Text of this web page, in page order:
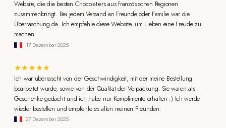
Website, die die besten Chocolatiers aus französischen Regionen
zusammenbringt. Bei jedem Versand an Freunde oder Familie war die
Überraschung da. Ich empfehle diese Website, um Lieben eine Freude zu
machen
17 Dezember 2025
Ich war überrascht von der Geschwindigkeit, mit der meine Bestellung
bearbeitet wurde, sowie von der Qualität der Verpackung. Sie waren als
Geschenke gedacht und ich habe nur Komplimente erhalten :) Ich werde
wieder bestellen und empfehle es allen meinen Freunden.
27 Dezember 2025